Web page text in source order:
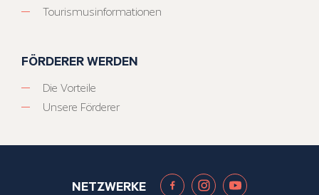
Tourismusinformationen
FÖRDERER WERDEN
Die Vorteile
Unsere Förderer
NETZWERKE